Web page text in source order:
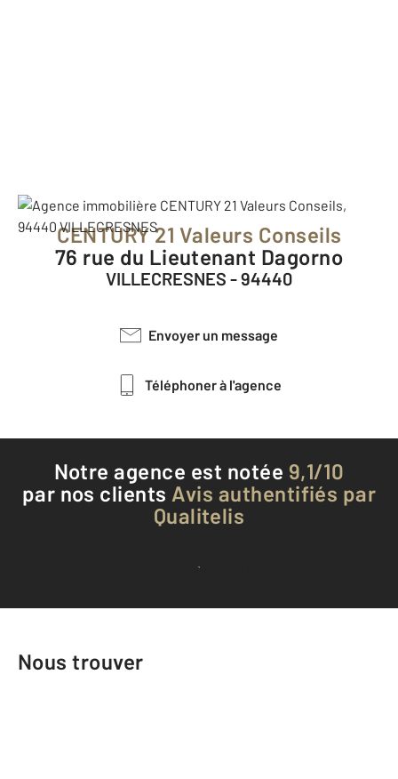
CENTURY 21 Valeurs Conseils
76 rue du Lieutenant Dagorno
VILLECRESNES - 94440
Envoyer un message
Téléphoner à l'agence
Notre agence est notée 9,1/10
par nos clients Avis authentifiés par
Qualitelis
Voir tous les avis clients
Nous trouver